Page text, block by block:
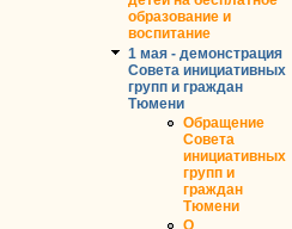
образование и
воспитание
1 мая - демонстрация
Совета инициативных
групп и граждан
Тюмени
Обращение
Совета
инициативных
групп и
граждан
Тюмени